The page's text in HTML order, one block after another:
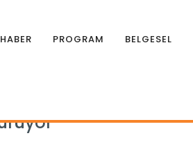
HABER PROGRAM BELGESEL